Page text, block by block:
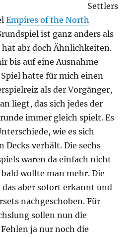
Settlers
Empires of the North
ist ganz anders als
hat abr doch Ähnlichkeiten.
bis auf eine Ausnahme
hatte für mich einen
als der Vorgänger,
liegt, das sich jedes der
immer gleich spielt. Es
wie es sich
Decks verhält. Die sechs
waren da einfach nicht
wollte man mehr. Die
aber sofort erkannt und
nachgeschoben. Für
sollen nun die
ja nur noch die